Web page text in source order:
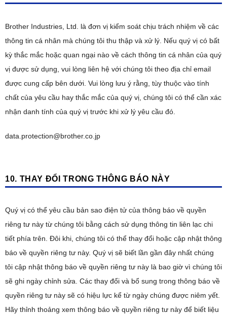
Brother Industries, Ltd. là đơn vị kiểm soát chịu trách nhiệm về các
thông tin cá nhân mà chúng tôi thu thập và xử lý. Nếu quý vị có bất
kỳ thắc mắc hoặc quan ngại nào về cách thông tin cá nhân của quý
vị được sử dụng, vui lòng liên hệ với chúng tôi theo địa chỉ email
được cung cấp bên dưới. Vui lòng lưu ý rằng, tùy thuộc vào tính
chất của yêu cầu hay thắc mắc của quý vị, chúng tôi có thể cần xác
nhận danh tính của quý vị trước khi xử lý yêu cầu đó.
data.protection@brother.co.jp
10. THAY ĐỔI TRONG THÔNG BÁO NÀY
Quý vị có thể yêu cầu bản sao điện tử của thông báo về quyền
riêng tư này từ chúng tôi bằng cách sử dụng thông tin liên lạc chi
tiết phía trên. Đôi khi, chúng tôi có thể thay đổi hoặc cập nhật thông
báo về quyền riêng tư này. Quý vị sẽ biết lần gần đây nhất chúng
tôi cập nhật thông báo về quyền riêng tư này là bao giờ vì chúng tôi
sẽ ghi ngày chỉnh sửa. Các thay đổi và bổ sung trong thông báo về
quyền riêng tư này sẽ có hiệu lực kể từ ngày chúng được niêm yết.
Hãy thỉnh thoảng xem thông báo về quyền riêng tư này để biết liệu